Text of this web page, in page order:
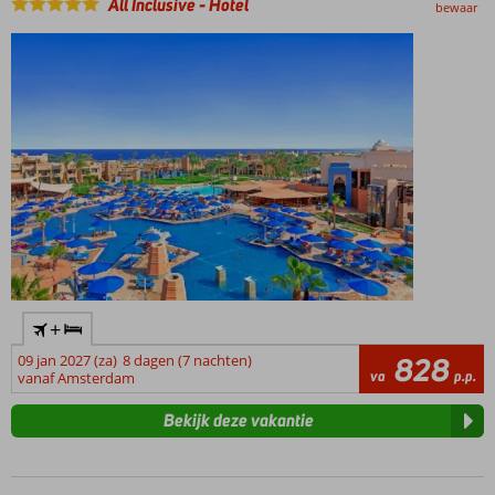
bewaar
+
09 jan 2027 (za) 8 dagen (7 nachten)
vanaf Amsterdam
va 828 p.p.
Bekijk deze vakantie